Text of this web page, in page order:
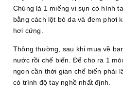
Chúng là 1 miếng vi sụn có hình
bằng cách lột bỏ da và đem phơi
hơi cứng.
Thông thường, sau khi mua về
nước rồi chế biến. Để cho ra 1
ngon cần thời gian chế biến phải
có trình độ tay nghề nhất định.